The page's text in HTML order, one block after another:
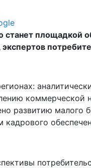
станет площадкой
коммерческой
развитию малого